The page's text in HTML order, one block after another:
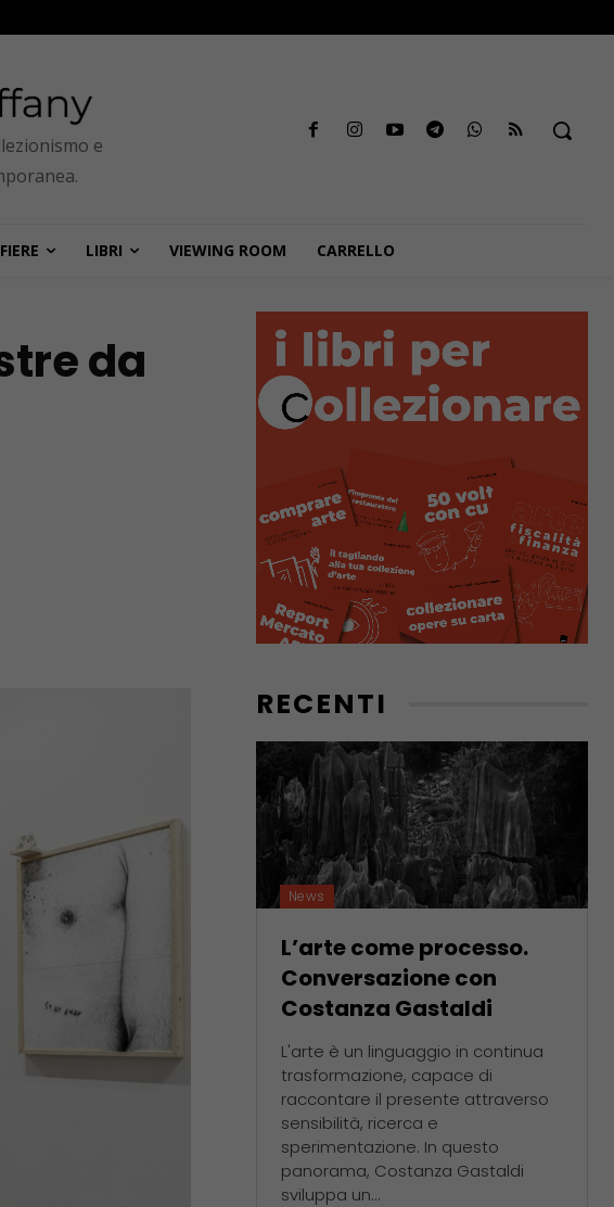
e
FIERE LIBRI VIEWING ROOM CARRELLO
da
RECENTI
News
L’arte come processo.
Conversazione con
Costanza Gastaldi
L'arte è un linguaggio in continua
trasformazione, capace di
raccontare il presente attraverso
sensibilità, ricerca e
sperimentazione. In questo
panorama, Costanza Gastaldi
sviluppa un...